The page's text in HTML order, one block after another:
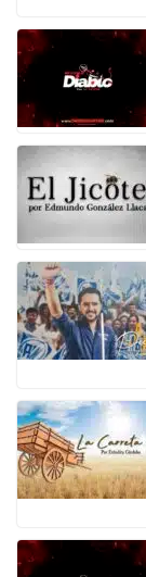
k
c
e
b
o
o
k